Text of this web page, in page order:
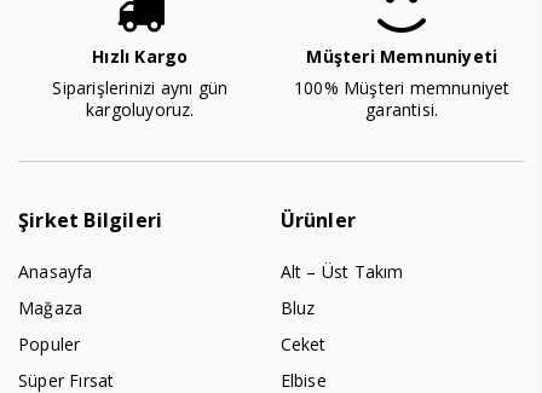
Hızlı Kargo
Siparişlerinizi aynı gün
kargoluyoruz.
Müşteri Memnuniyeti
100% Müşteri memnuniyet
garantisi.
Şirket Bilgileri
Anasayfa
Mağaza
Populer
Süper Fırsat
Ürünler
Alt – Üst Takım
Bluz
Ceket
Elbise